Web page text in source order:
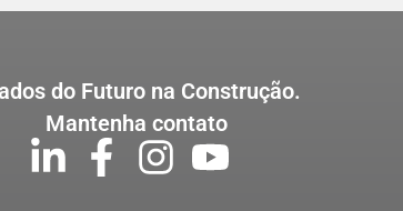
do Futuro na Construção.
Mantenha contato